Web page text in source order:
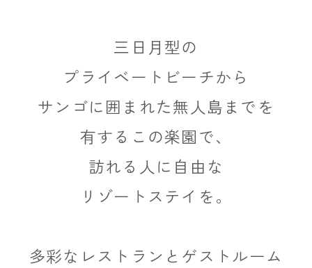
三日月型の
プライベートビーチから
サンゴに囲まれた無人島までを
有するこの楽園で、
訪れる人に自由な
リゾートステイを。
多彩なレストランとゲストルーム